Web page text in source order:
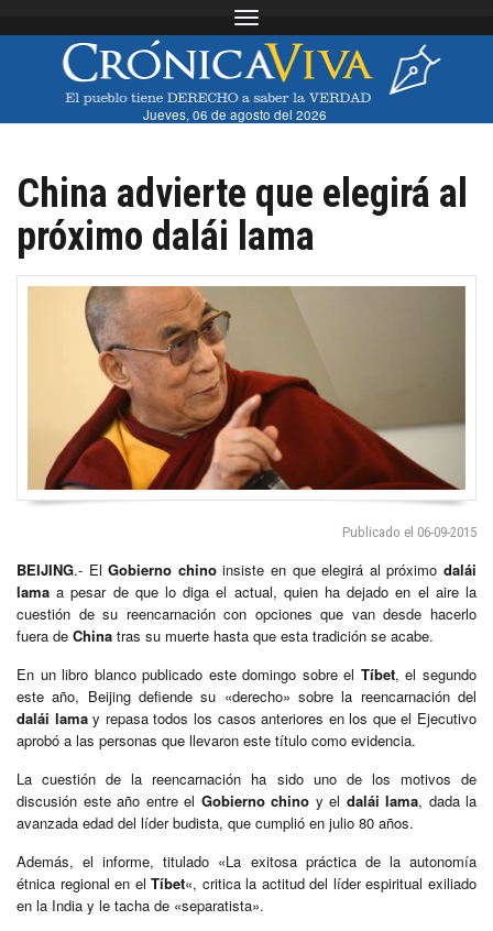
Toggle navigation
Jueves, 06 de agosto del 2026
China advierte que elegirá al
próximo dalái lama
Publicado el 06-09-2015
BEIJING.- ElGobierno chinoinsiste en que elegirá al próximodalái
lama a pesar de que lo diga el actual, quien ha dejado en el aire la
cuestión de su reencarnación con opciones que van desde hacerlo
fuera de China tras su muerte hasta que esta tradición se acabe.
En un libro blanco publicado este domingo sobre el Tíbet, el segundo
este año, Beijing defiende su «derecho» sobre la reencarnación del
dalái lamay repasa todos los casos anteriores en los que el Ejecutivo
aprobó a las personas que llevaron este título como evidencia.
La cuestión de la reencarnación ha sido uno de los motivos de
discusión este año entre el Gobierno chino y el dalái lama, dada la
avanzada edad del líder budista, que cumplió en julio 80 años.
Además, el informe, titulado «La exitosa práctica de la autonomía
étnica regional en elTíbet«, critica la actitud del líder espiritual exiliado
en la India y le tacha de «separatista».